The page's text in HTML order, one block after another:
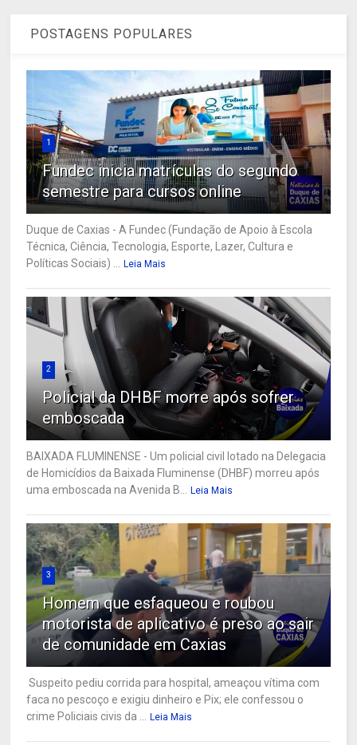
POSTAGENS POPULARES
1
Fundec inicia matrículas do segundo
semestre para cursos online
Duque de Caxias - A Fundec (Fundação de Apoio à Escola
Técnica, Ciência, Tecnologia, Esporte, Lazer, Cultura e
Políticas Sociais) ...
Leia Mais
2
Policial da DHBF morre após sofrer
emboscada
BAIXADA FLUMINENSE - Um policial civil lotado na Delegacia
de Homicídios da Baixada Fluminense (DHBF) morreu após
uma emboscada na Avenida B...
Leia Mais
3
Homem que esfaqueou e roubou
motorista de aplicativo é preso ao sair
de comunidade em Caxias
Suspeito pediu corrida para hospital, ameaçou vítima com
faca no pescoço e exigiu dinheiro e Pix; ele confessou o
crime Policiais civis da ...
Leia Mais